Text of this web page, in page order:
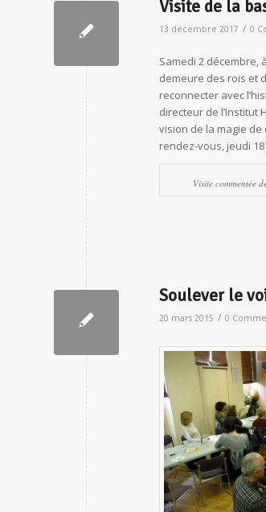
Visite de la
13 décembre 2017 / 0
Samedi 2 décembre,
demeure des rois et
reconnecter avec
directeur de l’Institut
vision de la magie de
rendez-vous, jeudi
Visite commentée
Soulever le
20 mars 2015 / 0